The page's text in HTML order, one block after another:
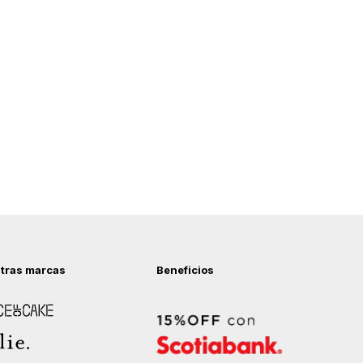
marcas
of Cake
Beneficios